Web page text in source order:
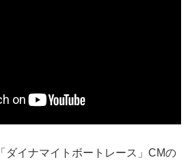
ダイナマイトボートレース」CMの